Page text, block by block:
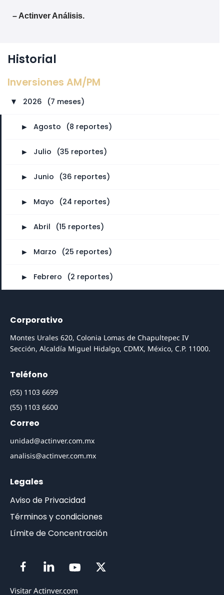
– Actinver Análisis.
Historial
Inversiones AM/PM
► 2026 (7 meses)
► Agosto (8 reportes)
► Julio (35 reportes)
► Junio (36 reportes)
► Mayo (24 reportes)
► Abril (15 reportes)
► Marzo (25 reportes)
► Febrero (2 reportes)
Corporativo
Montes Urales 620, Colonia Lomas de Chapultepec IV
Sección, Alcaldía Miguel Hidalgo, CDMX, México, C.P. 11000.
Teléfono
(55) 1103 6699
(55) 1103 6600
Correo
unidad@actinver.com.mx
analisis@actinver.com.mx
Legales
Aviso de Privacidad
Términos y condiciones
Límite de Concentración
Visitar Actinver.com